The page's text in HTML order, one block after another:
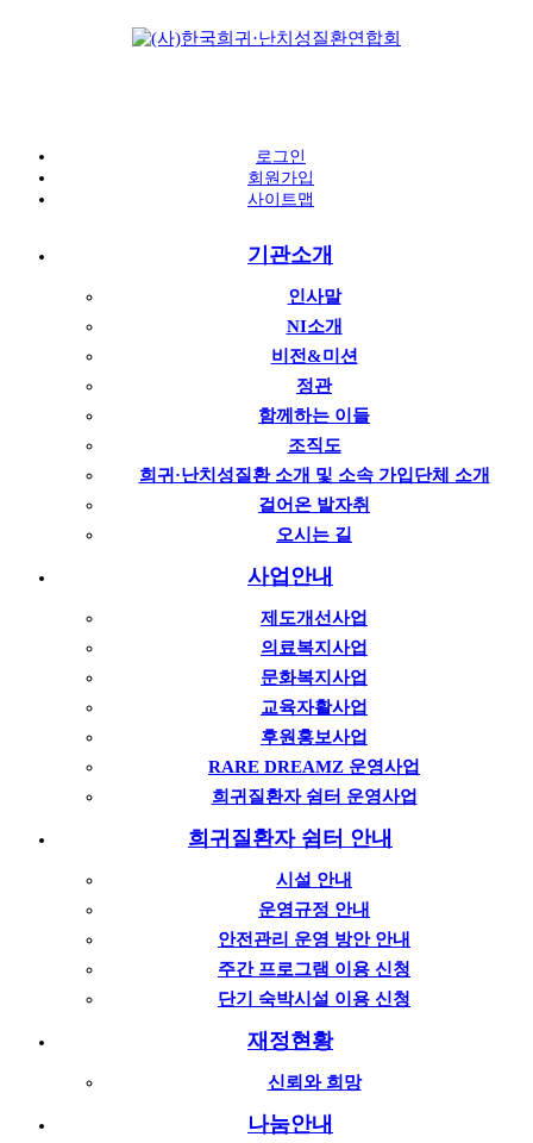
로그인
회원가입
사이트맵
기관소개
인사말
NI소개
비전&미션
정관
함께하는 이들
조직도
희귀·난치성질환 소개 및 소속 가입단체 소개
걸어온 발자취
오시는 길
사업안내
제도개선사업
의료복지사업
문화복지사업
교육자활사업
후원홍보사업
RARE DREAMZ 운영사업
희귀질환자 쉼터 운영사업
희귀질환자 쉼터 안내
시설 안내
운영규정 안내
안전관리 운영 방안 안내
주간 프로그램 이용 신청
단기 숙박시설 이용 신청
재정현황
신뢰와 희망
나눔안내